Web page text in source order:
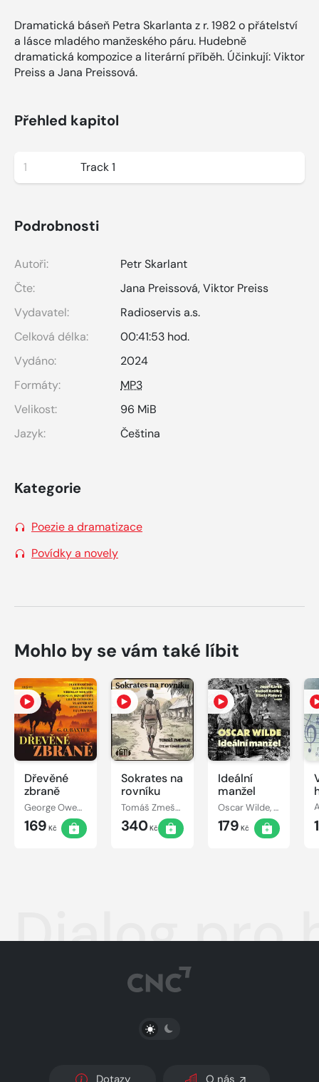
Dramatická báseň Petra Skarlanta z r. 1982 o přátelství
a lásce mladého manžeského páru. Hudebně
dramatická kompozice a literární příběh. Účinkují: Viktor
Preiss a Jana Preissová.
Přehled kapitol
1 Track 1
Podrobnosti
Autoři:
Petr Skarlant
Čte:
Jana Preissová,Viktor Preiss
Vydavatel:
Radioservis a.s.
Celková délka:
00:41:53 hod.
Vydáno:
2024
Formáty:
MP3
Velikost:
96 MiB
Jazyk:
Čeština
Kategorie
Poezie a dramatizace
Povídky a novely
Mohlo by se vám také líbit
Dřevěné
zbraně
George Owen Baxter
169 Kč
Sokrates na
rovníku
Tomáš Zmeškal
340Kč
Ideální
manžel
Oscar Wilde, Karel Gissübel
179 Kč
Dialog pro
PŘEPNOUT SVĚTLÝ/TMAVÝ REŽIM
Dotazy O nás